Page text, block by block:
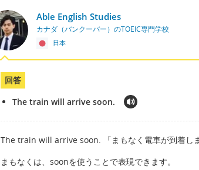
Able English Studies
カナダ（バンクーバー）のTOEIC専門学校
日本
回答
The train will arrive soon.
The train will arrive soon. 「まもなく電車が到着し
まもなくは、soonを使うことで表現できます。